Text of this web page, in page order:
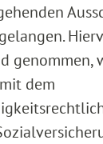
genommen,
dem